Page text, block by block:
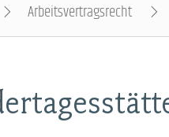
Gremien
Status &
Arbeit &
Arbeitsvertragsrecht